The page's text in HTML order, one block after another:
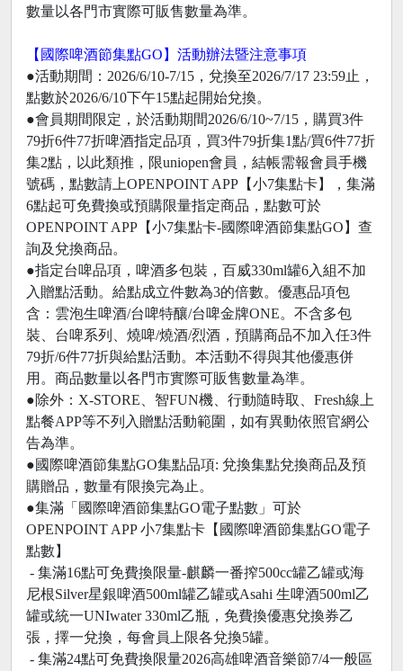
數量以各門市實際可販售數量為準。
【國際啤酒節集點GO】活動辦法暨注意事項
●活動期間：2026/6/10-7/15，兌換至2026/7/17 23:59止，
點數於2026/6/10下午15點起開始兌換。
●會員期間限定，於活動期間2026/6/10~7/15，購買3件
79折6件77折啤酒指定品項，買3件79折集1點/買6件77折
集2點，以此類推，限uniopen會員，結帳需報會員手機
號碼，點數請上OPENPOINT APP【小7集點卡】，集滿
6點起可免費換或預購限量指定商品，點數可於
OPENPOINT APP【小7集點卡-國際啤酒節集點GO】查
詢及兌換商品。
●指定台啤品項，啤酒多包裝，百威330ml罐6入組不加
入贈點活動。給點成立件數為3的倍數。優惠品項包
含：雲泡生啤酒/台啤特釀/台啤金牌ONE。不含多包
裝、台啤系列、燒啤/燒酒/烈酒，預購商品不加入任3件
79折/6件77折與給點活動。本活動不得與其他優惠併
用。商品數量以各門市實際可販售數量為準。
●除外：X-STORE、智FUN機、行動隨時取、Fresh線上
點餐APP等不列入贈點活動範圍，如有異動依照官網公
告為準。
●國際啤酒節集點GO集點品項: 兌換集點兌換商品及預
購贈品，數量有限換完為止。
●集滿「國際啤酒節集點GO電子點數」可於
OPENPOINT APP 小7集點卡【國際啤酒節集點GO電子
點數】
- 集滿16點可免費換限量-麒麟一番搾500cc罐乙罐或海
尼根Silver星銀啤酒500ml罐乙罐或Asahi 生啤酒500ml乙
罐或統一UNIwater 330ml乙瓶，免費換優惠兌換券乙
張，擇一兌換，每會員上限各兌換5罐。
- 集滿24點可免費換限量2026高雄啤酒音樂節7/4一般區